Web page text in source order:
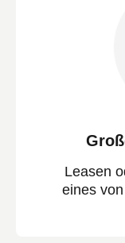
Leasen
eines